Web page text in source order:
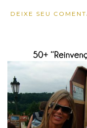
DEIXE SEU